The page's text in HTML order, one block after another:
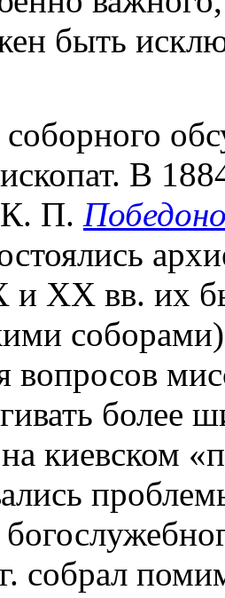
быть
В
К. П.
и XX вв. их
вопросов
киевском
собрал